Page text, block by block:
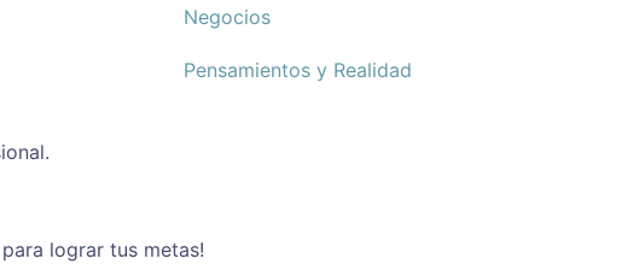
Negocios
Pensamientos y Realidad
lograr tus metas!